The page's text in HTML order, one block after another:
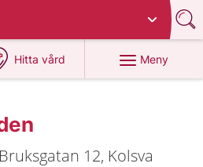
Hitta vård
på 1177.se
Meny
12, Kolsva